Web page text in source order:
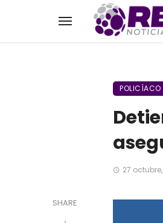
POLICÍACO
27 octubre,
SHARE